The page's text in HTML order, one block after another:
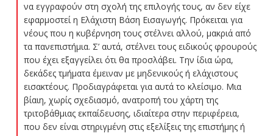
να εγγραφούν στη σχολή της επιλογής τους, αν δεν είχε
εφαρμοστεί η Ελάχιστη Βάση Εισαγωγής. Πρόκειται για
νέους που η κυβέρνηση τους στέλνει αλλού, μακριά από
τα πανεπιστήμια. Σ’ αυτά, στέλνει τους ειδικούς φρουρούς
που έχει εξαγγείλει ότι θα προσλάβει. Την ίδια ώρα,
δεκάδες τμήματα έμειναν με μηδενικούς ή ελάχιστους
εισακτέους. Προδιαγράφεται για αυτά το κλείσιμο. Μια
βίαιη, χωρίς σχεδιασμό, ανατροπή του χάρτη της
τριτοβάθμιας εκπαίδευσης, ιδιαίτερα στην περιφέρεια,
που δεν είναι στηριγμένη στις εξελίξεις της επιστήμης ή